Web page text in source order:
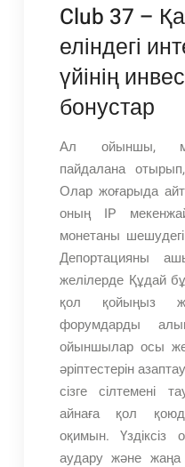
Club 37 –
еліндегі
үйінің
бонустар
Ал ойыншы,
пайдалана
Олар жоғарыда
оның IP
монетаны
Депортацияны
желілерде Құдай
қол қойыңыз
форумдарды
ойыншылар осы
әріптестерін
сізге сілтемені
айнаға қол
оқимын.
аудару және жаңа